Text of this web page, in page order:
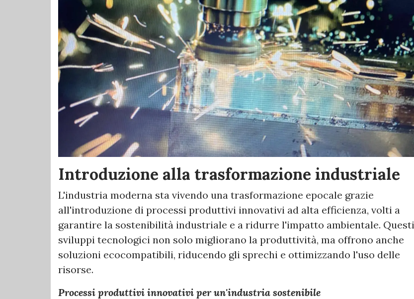
Introduzione alla trasformazione industriale
L'industria moderna sta vivendo una trasformazione epocale grazie
all'introduzione di processi produttivi innovativi ad alta efficienza, volti a
garantire la sostenibilità industriale e a ridurre l'impatto ambientale. Questi
sviluppi tecnologici non solo migliorano la produttività, ma offrono anche
soluzioni ecocompatibili, riducendo gli sprechi e ottimizzando l'uso delle
risorse.
Processi produttivi innovativi per un'industria sostenibile